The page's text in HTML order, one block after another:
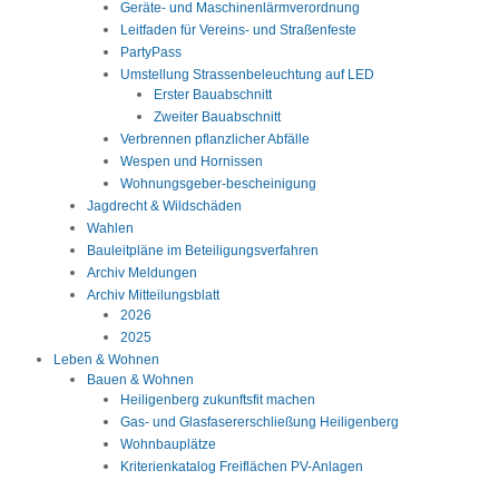
Geräte- und Maschinenlärmverordnung
Leitfaden für Vereins- und Straßenfeste
PartyPass
Umstellung Strassenbeleuchtung auf LED
Erster Bauabschnitt
Zweiter Bauabschnitt
Verbrennen pflanzlicher Abfälle
Wespen und Hornissen
Wohnungsgeber-bescheinigung
Jagdrecht & Wildschäden
Wahlen
Bauleitpläne im Beteiligungsverfahren
Archiv Meldungen
Archiv Mitteilungsblatt
2026
2025
Leben & Wohnen
Bauen & Wohnen
Heiligenberg zukunftsfit machen
Gas- und Glasfasererschließung Heiligenberg
Wohnbauplätze
Kriterienkatalog Freiflächen PV-Anlagen